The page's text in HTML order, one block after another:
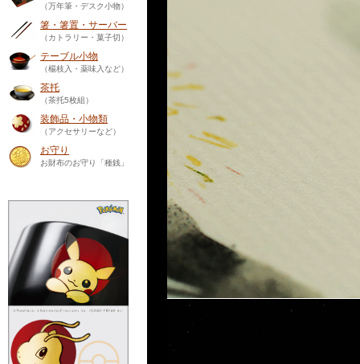
（万年筆・デスク小物）
箸・箸置・サーバー
（カトラリー・菓子切）
テーブル小物
（楊枝入・薬味入など）
茶托
（茶托5枚組）
装飾品・小物類
（アクセサリーなど）
お守り
お財布のお守り「種銭」